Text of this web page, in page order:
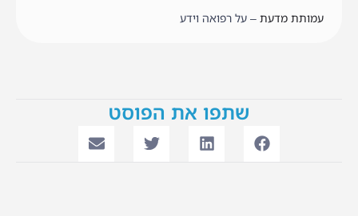
עמותת מדעת – על רפואה וידע
שתפו את הפוסט